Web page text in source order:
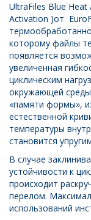
UltraFiles Blue
Activation )от
которому файлы
появляется
увеличенная
циклическим
окружающей
«памяти формы»,
естественной
температуры
становится
В случае
устойчивости к
происходит
перелом.
использований